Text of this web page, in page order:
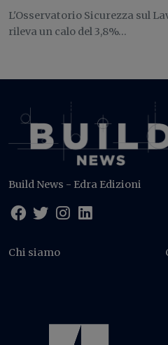
L'Osservatorio Sicurezza sul
rileva un calo del 3,8%...
Build News - Edra Edizioni
Chi siamo